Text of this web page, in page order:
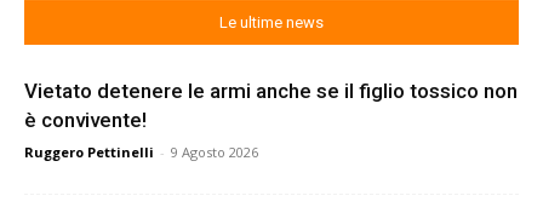
Le ultime news
Vietato detenere le armi anche se il figlio tossico non
è convivente!
Ruggero Pettinelli - 9 Agosto 2026